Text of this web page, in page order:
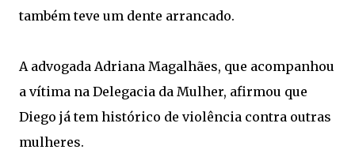
também teve um dente arrancado.
A advogada Adriana Magalhães, que acompanhou
a vítima na Delegacia da Mulher, afirmou que
Diego já tem histórico de violência contra outras
mulheres.